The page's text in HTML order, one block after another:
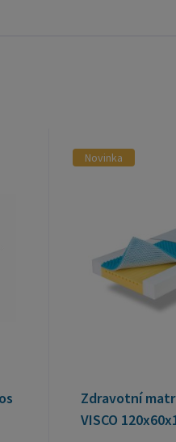
Novinka
Zdravotní
VISCO